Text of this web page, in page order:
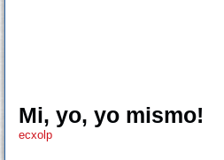
Mi, yo, yo mismo!
ecxolp